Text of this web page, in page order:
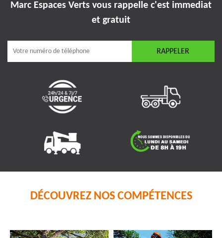
Marc Espaces Verts vous rappelle c'est immediat
et gratuit
DÉCOUVREZ NOS COMPÉTENCES